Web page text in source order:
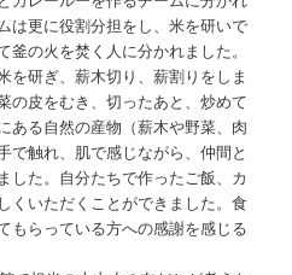
は更に役割分担をし、米を研いで
の火を焚く人に分かれました。
を研ぎ、薪木切り、薪割りをしま
の皮をむき、切ったあと、炒めて
ある自然の産物（薪木や野菜、肉
で触れ、肌で感じながら、仲間と
した。自分たちで作ったご飯、カ
くいただくことができました。食
もらっている方への感謝を感じる